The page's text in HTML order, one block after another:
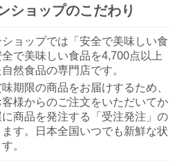
ショップのこだわり
ョップでは「安全で美味しい食
で美味しい食品を4,700点以上
然食品の専門店です。
期限の商品をお届けするため、
様からのご注文をいただいてか
商品を発注する「受注発注」の
す。日本全国いつでも新鮮な状
。